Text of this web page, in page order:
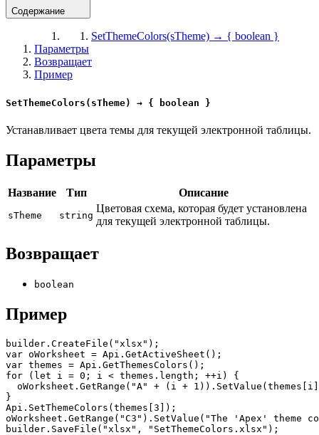
Содержание
SetThemeColors(sTheme) → { boolean }
Параметры
Возвращает
Пример
SetThemeColors(sTheme) → { boolean }
Устанавливает цвета темы для текущей электронной таблицы.
Параметры
Название Тип Описание
sTheme string
Цветовая схема, которая будет установлена
для текущей электронной таблицы.
Возвращает
boolean
Пример
builder.CreateFile("xlsx");
var oWorksheet = Api.GetActiveSheet();
var themes = Api.GetThemesColors();
for (let i = 0; i < themes.length; ++i) {
oWorksheet.GetRange("A" + (i +
}
Api.SetThemeColors(themes[3]);
oWorksheet.GetRange("C3").SetValue("The 'Apex'
builder.SaveFile("xlsx", "SetThemeColors.xlsx");